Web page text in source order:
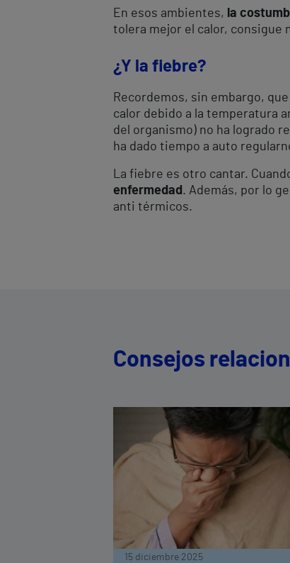
En esos ambientes, la
tolera mejor el calor, consigue
¿Y la fiebre?
Recordemos, sin embargo,
calor debido a la temperatura
del organismo) no ha logrado
ha dado tiempo a auto
La fiebre es otro cantar.
enfermedad . Además, por lo
anti térmicos.
Consejos
15 diciembre 2025